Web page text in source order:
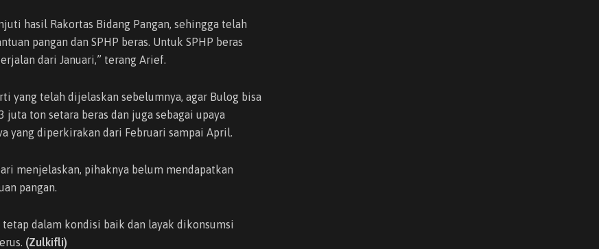
hasil Rakortas Bidang Pangan, sehingga telah
pangan dan SPHP beras. Untuk SPHP beras
dari Januari,” terang Arief.
yang telah dijelaskan sebelumnya, agar Bulog bisa
ton setara beras dan juga sebagai upaya
yang diperkirakan dari Februari sampai April.
menjelaskan, pihaknya belum mendapatkan
pangan.
dalam kondisi baik dan layak dikonsumsi
(Zulkifli)